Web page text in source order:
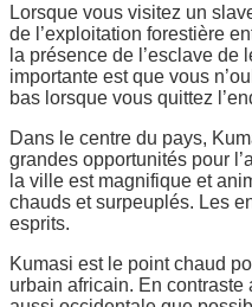
Lorsque vous visitez un
de l’exploitation forestière
la présence de l’esclave de
importante est que vous
bas lorsque vous quittez
Dans le centre du pays,
grandes opportunités pour
la ville est magnifique et
chauds et surpeuplés. Les
esprits.
Kumasi est le point chaud
urbain africain. En contraste